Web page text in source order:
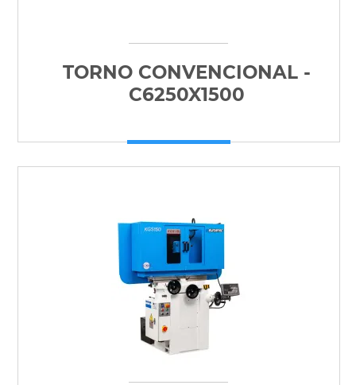
TORNO CONVENCIONAL -
C6250X1500